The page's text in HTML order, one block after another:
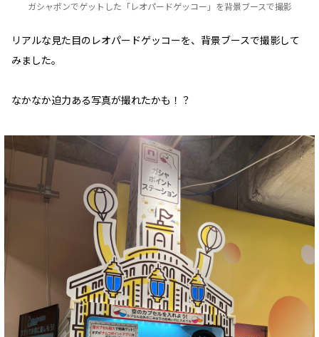
ガシャポンでゲットした「レオパードゲッコー」を背景ブースで撮影
リアルな見た目のレオパードゲッコーを、背景ブースで撮影して
みました。
なかなか迫力ある写真が撮れたかも！？